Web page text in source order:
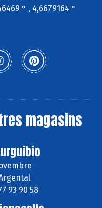
° , 4,6679164 °
magasins
93 90 58